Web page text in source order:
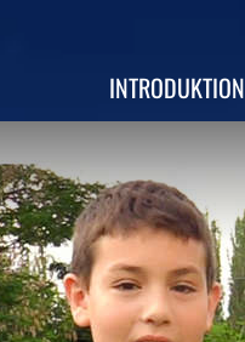
INTRODUKTION